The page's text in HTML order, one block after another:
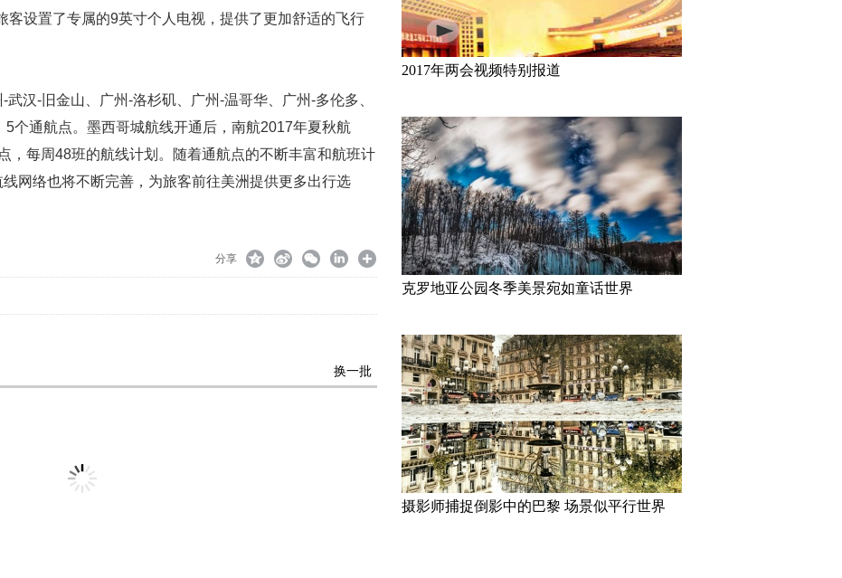
客设置了专属的9英寸个人电视，提供了更加舒适的飞行
武汉-旧金山、广州-洛杉矶、广州-温哥华、广州-多伦多、
个通航点。墨西哥城航线开通后，南航2017年夏秋航
，每周48班的航线计划。随着通航点的不断丰富和航班计
网络也将不断完善，为旅客前往美洲提供更多出行选
分享
换一批
2017年两会视频特别报道
克罗地亚公园冬季美景宛如童话世界
摄影师捕捉倒影中的巴黎 场景似平行世界